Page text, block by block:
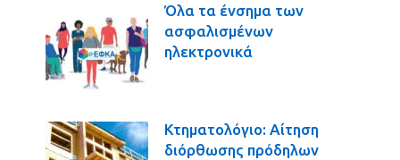
Όλα τα ένσημα των
ασφαλισμένων
ηλεκτρονικά
Κτηματολόγιο: Αίτηση
διόρθωσης πρόδηλων